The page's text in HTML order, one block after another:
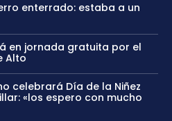
enterrado: estaba a un
en jornada gratuita por el
Alto
celebrará Día de la Niñez
«los espero con mucho